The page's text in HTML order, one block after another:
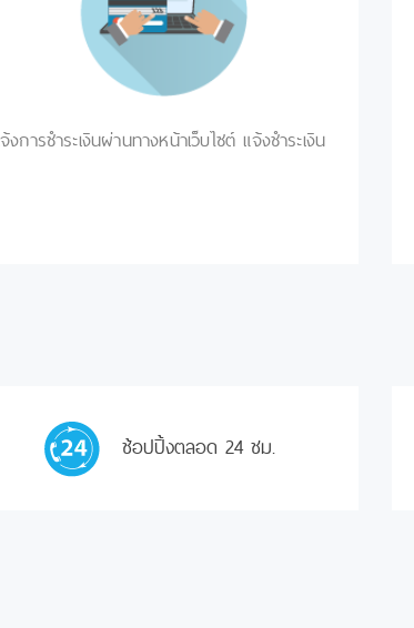
งการชำระเงินผ่านทางหน้าเว็บไซต์ แจ้งชำระเงิน
ช้อปปิ้งตลอด 24 ชม.